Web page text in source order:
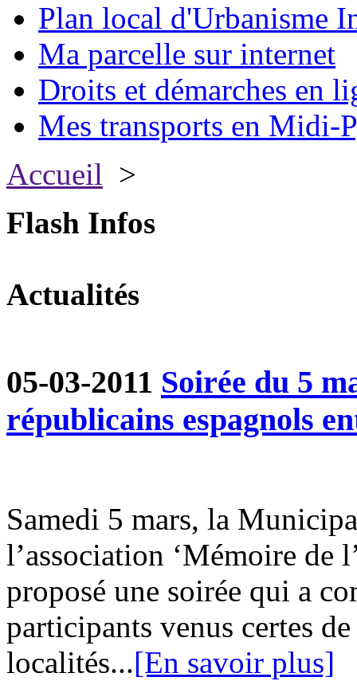
Plan local d'Urbanisme
Ma parcelle sur internet
Droits et démarches en
Mes transports en Midi-
Accueil >
Flash Infos
Actualités
05-03-2011 Soirée du 5
républicains espagnols
Samedi 5 mars, la
l’association ‘Mémoire de
proposé une soirée qui a
participants venus certes
localités...[En savoir plus]